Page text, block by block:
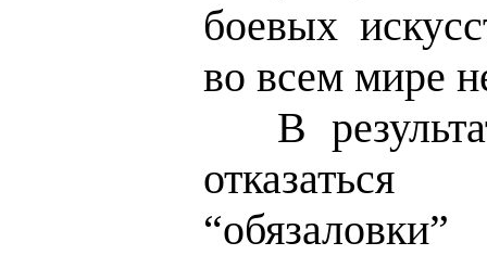
боевых
во всем мире
В